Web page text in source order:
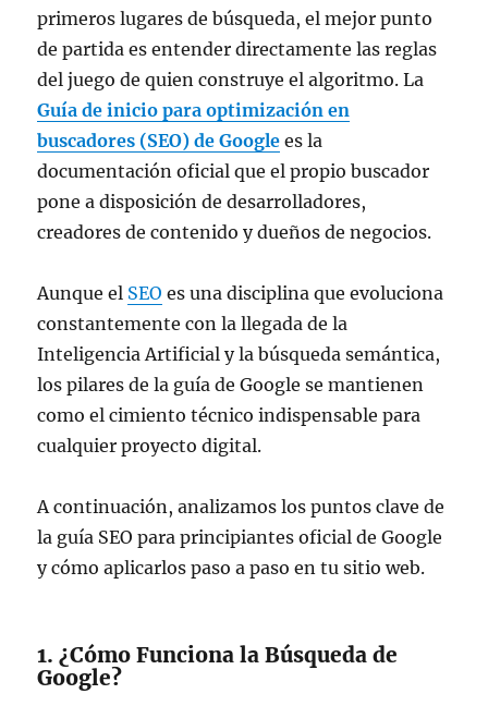
primeros lugares de búsqueda, el mejor punto
de partida es entender directamente las reglas
del juego de quien construye el algoritmo. La
Guía de inicio para optimización en
buscadores (SEO) de Google es la
documentación oficial que el propio buscador
pone a disposición de desarrolladores,
creadores de contenido y dueños de negocios.
Aunque el SEO es una disciplina que evoluciona
constantemente con la llegada de la
Inteligencia Artificial y la búsqueda semántica,
los pilares de la guía de Google se mantienen
como el cimiento técnico indispensable para
cualquier proyecto digital.
A continuación, analizamos los puntos clave de
la guía SEO para principiantes oficial de Google
y cómo aplicarlos paso a paso en tu sitio web.
1. ¿Cómo Funciona la Búsqueda de
Google?